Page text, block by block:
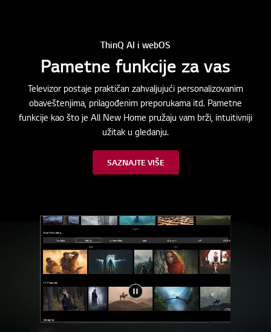
ThinQ AI i webOS
Pametne funkcije za vas
Televizor postaje praktičan zahvaljujući personalizovanim
obaveštenjima, prilagođenim preporukama itd. Pametne
funkcije kao što je All New Home pružaju vam brži, intuitivniji
užitak u gledanju.
SAZNAJTE VIŠE